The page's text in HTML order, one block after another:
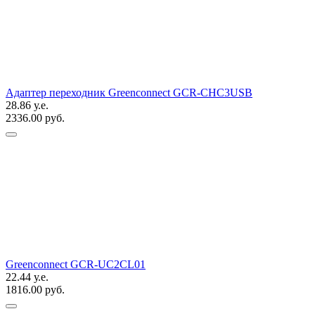
Адаптер переходник Greenconnect GCR-CHC3USB
28.86 у.е.
2336.00 руб.
Greenconnect GCR-UC2CL01
22.44 у.е.
1816.00 руб.